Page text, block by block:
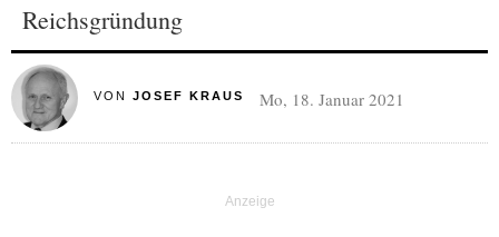
Reichsgründung
VON JOSEF KRAUS Mo, 18. Januar 2021